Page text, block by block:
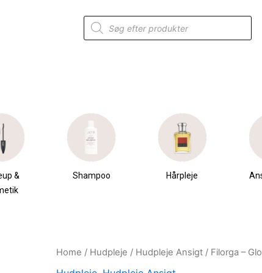
Products
search
&
Shampoo Hårpleje
Home / Hudpleje / Hudpleje Ansigt / Filorga –
Original
Current